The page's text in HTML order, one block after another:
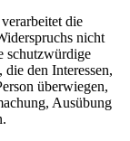
die
nicht
schutzwürdige
den Interessen,
überwiegen,
Ausübung